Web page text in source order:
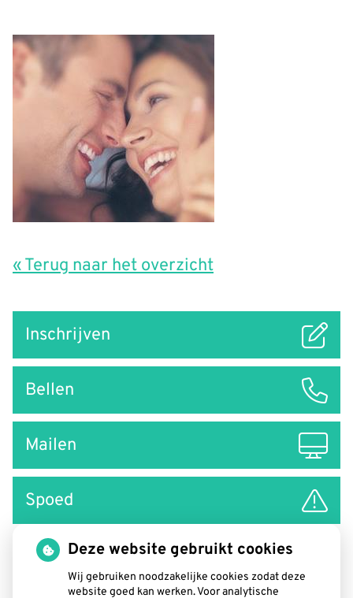
« Terug naar het overzicht
naar
Inschrijven
Bellen
Mailen
Spoed
Deze website gebruikt cookies
Wij gebruiken noodzakelijke cookies zodat deze
website goed kan werken. Voor analytische